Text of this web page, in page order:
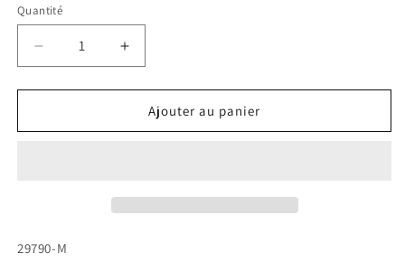
Quantité
Quantité
Réduire
la
quantité
Gomme
laiton
Augmenter
la
quantité
Gomme
Ajouter au panier
SKU:
29790-M